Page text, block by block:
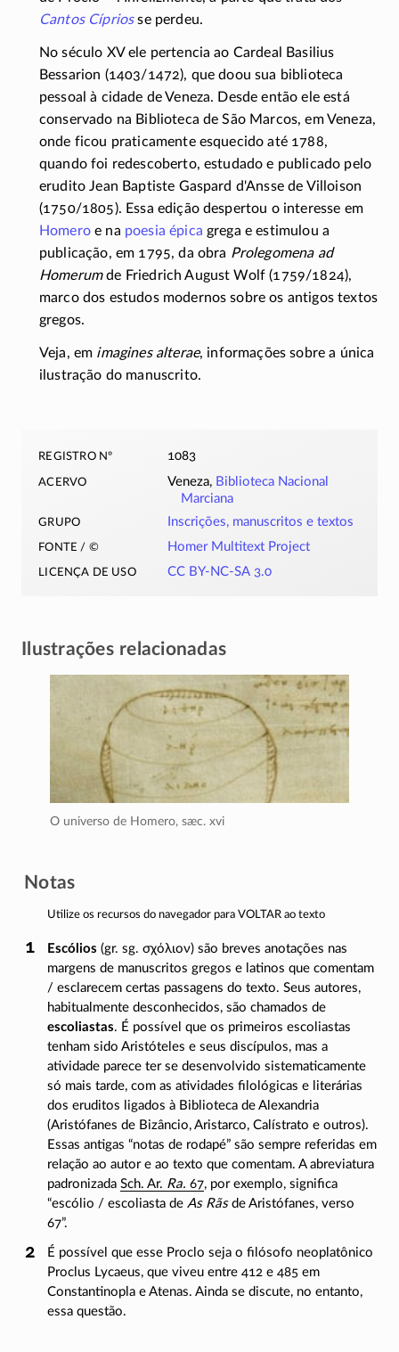
Cantos Cípriosse perdeu.
No século XV ele pertencia ao Cardeal Basilius
Bessarion (1403/1472), que doou sua biblioteca
pessoal à cidade de Veneza. Desde então ele está
conservado na Biblioteca de São Marcos, em Veneza,
onde ficou praticamente esquecido até 1788,
quando foi redescoberto, estudado e publicado pelo
erudito Jean Baptiste Gaspard d'Anssede Villoison
(1750/1805). Essa edição despertou o interesse em
Homeroe na poesia épica grega e estimulou a
publicação, em 1795, da obra Prolegomena ad
Homerumde Friedrich August Wolf(1759/1824),
marco dos estudos modernos sobre os antigos textos
gregos.
Veja, em imagines alterae, informações sobre a única
ilustração do manuscrito.
registro nº 1083
acervo Veneza, Biblioteca Nacional
Marciana
grupo Inscrições, manuscritos e textos
fonte / © Homer Multitext Project
licença de uso CC BY-NC-SA 3.0
Ilustrações relacionadas
O universo de Homero, sæc. xvi
Notas
Utilize os recursos do navegador para VOLTAR ao texto
Escólios (gr. sg. σχόλιον) são breves anotações nas
margens de manuscritos gregos e latinos que comentam
/ esclarecem certas passagens do texto. Seus autores,
habitualmente desconhecidos, são chamados de
escoliastas. É possível que os primeiros escoliastas
tenham sido Aristóteles e seus discípulos, mas a
atividade parece ter se desenvolvido sistematicamente
só mais tarde, com as atividades filológicas e literárias
dos eruditos ligados à Biblioteca de Alexandria
(Aristófanes de Bizâncio, Aristarco, Calístrato e outros).
Essas antigas “notas de rodapé” são sempre referidas em
relação ao autor e ao texto que comentam. A abreviatura
padronizada Sch. Ar. Ra. 67, por exemplo, significa
“escólio / escoliasta de As Rãsde Aristófanes, verso
67”.
É possível que esse Proclo seja o filósofo neoplatônico
Proclus Lycaeus, que viveu entre 412 e 485 em
Constantinopla e Atenas. Ainda se discute, no entanto,
essa questão.